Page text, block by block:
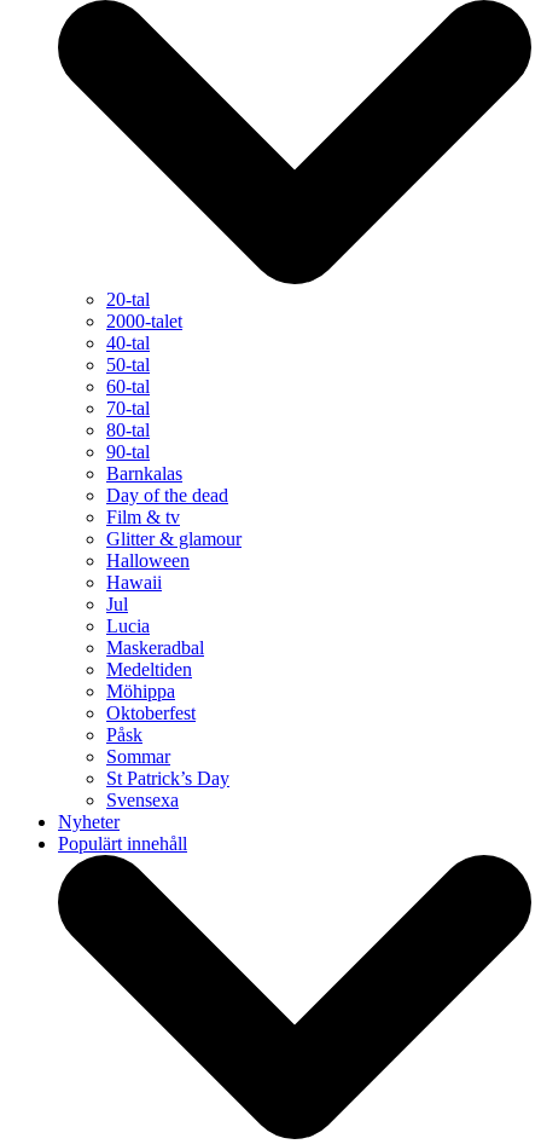
20-tal
2000-talet
40-tal
50-tal
60-tal
70-tal
80-tal
90-tal
Barnkalas
Day of the dead
Film & tv
Glitter & glamour
Halloween
Hawaii
Jul
Lucia
Maskeradbal
Medeltiden
Möhippa
Oktoberfest
Påsk
Sommar
St Patrick’s Day
Svensexa
Nyheter
Populärt innehåll